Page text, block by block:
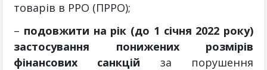
товарів в РРО (ПРРО);
– подовжити на рік (до 1 січня 2022 року)
застосування понижених розмірів
фінансових санкцій за порушення